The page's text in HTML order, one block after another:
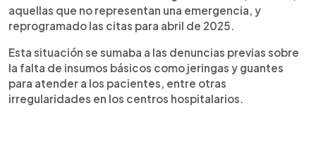
aquellas que no representan una emergencia, y
reprogramado las citas para abril de 2025.
Esta situación se sumaba a las denuncias previas sobre
la falta de insumos básicos como jeringas y guantes
para atender a los pacientes, entre otras
irregularidades en los centros hospitalarios.